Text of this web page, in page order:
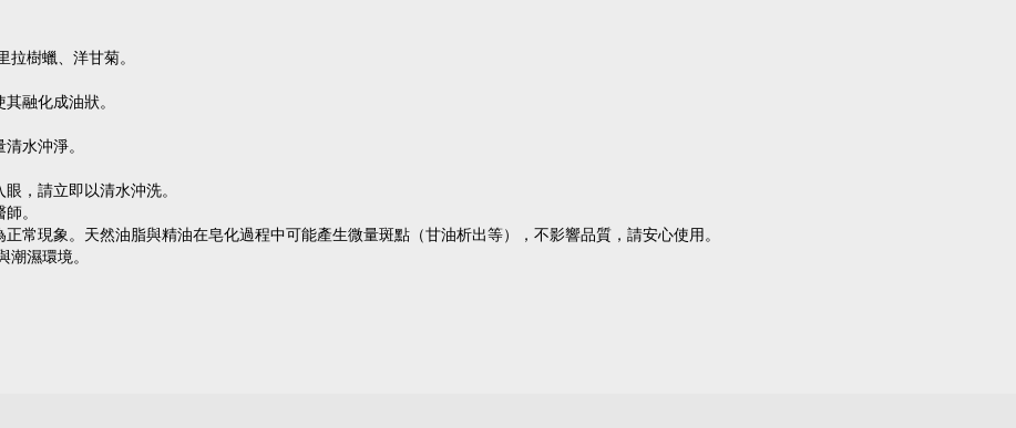
樹蠟、洋甘菊。
融化成油狀。
水沖淨。
，請立即以清水沖洗。
。
常現象。天然油脂與精油在皂化過程中可能產生微量斑點（甘油析出等），不影響品質，請安心使用。
濕環境。